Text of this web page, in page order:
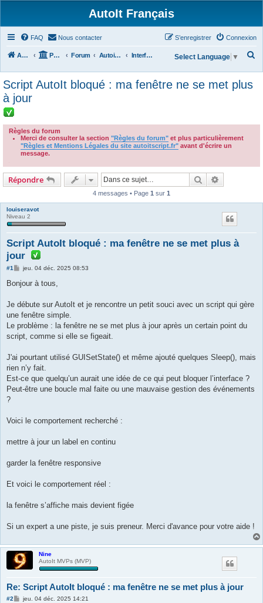
AutoIt Français
FAQ Nous contacter Connexion
S’enregistrer
Accueil Portail Forum Autoit v3 Interface Graphique Utilisateur (GUI)
r
e
Select Language ▼
Script AutoIt bloqué : ma fenêtre ne se met plus
à jour
Règles du forum
Merci de consulter la section "Règles du forum" et plus particulièrement
"Règles et Mentions Légales du site autoitscript.fr" avant d'écrire un
message.
Répondre Rechercher
4 messages • Page 1 sur 1
louiseravot
Niveau 2
Script AutoIt bloqué : ma fenêtre ne se met plus à
jour
#1
M
s
s
g
jeu. 04 déc. 2025 08:53
Bonjour à tous,
Je débute sur AutoIt et je rencontre un petit souci avec un script qui gère
une fenêtre simple.
Le problème : la fenêtre ne se met plus à jour après un certain point du
script, comme si elle se figeait.
J'ai pourtant utilisé GUISetState() et même ajouté quelques Sleep(), mais
rien n’y fait.
Est-ce que quelqu’un aurait une idée de ce qui peut bloquer l’interface ?
Peut-être une boucle mal faite ou une mauvaise gestion des événements
?
Voici le comportement recherché :
mettre à jour un label en continu
garder la fenêtre responsive
Et voici le comportement réel :
la fenêtre s’affiche mais devient figée
Si un expert a une piste, je suis preneur. Merci d'avance pour votre aide !
Nine
AutoIt MVPs (MVP)
Re: Script AutoIt bloqué : ma fenêtre ne se met plus à jour
#2
Mjeu. 04 déc. 2025 14:21